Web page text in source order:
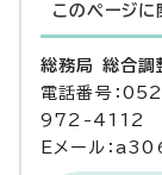
このページに
総務局 総合調
電話番号：
972-4112
Eメール：